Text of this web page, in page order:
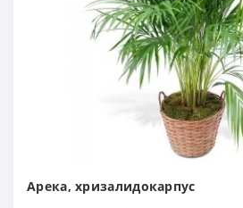
Арека, хризалидокарпус